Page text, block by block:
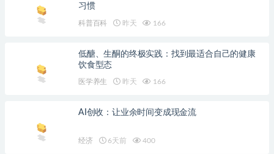
习惯
科普百科 昨天 166
低醣、生酮的终极实践：找到最适合自己的健康
饮食型态
医学养生 昨天 166
AI创收：让业余时间变成现金流
经济 6天前 400